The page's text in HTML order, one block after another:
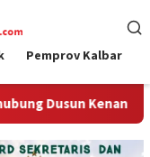
Pemprov Kalbar
II dan Melati Segera